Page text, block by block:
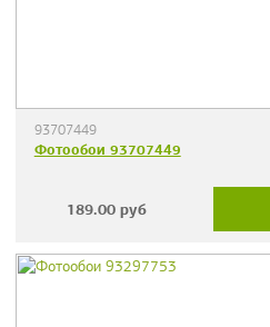
93707449
Фотообои 93707449
189.00 руб